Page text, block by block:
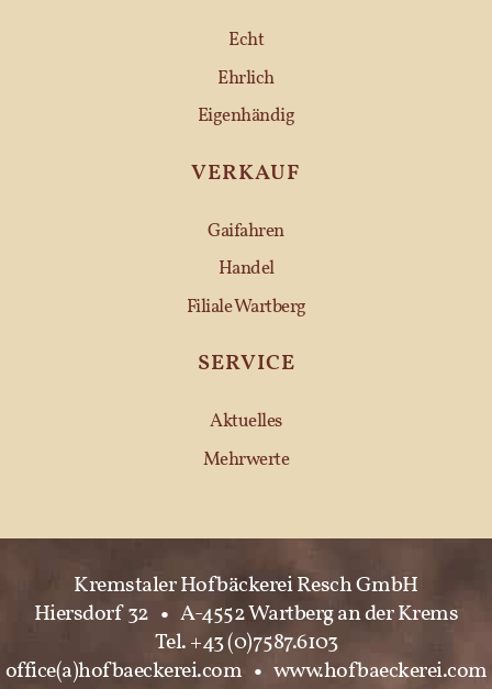
Echt
Ehrlich
Eigenhändig
VERKAUF
Gaifahren
Handel
Filiale Wartberg
SERVICE
Aktuelles
Mehrwerte
Kremstaler Hofbäckerei Resch GmbH
Hiersdorf 32 • A-4552 Wartberg an der Krems
Tel. +43 (0)7587.6103
office(a)hofbaeckerei.com • www.hofbaeckerei.com